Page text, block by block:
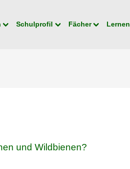
Schulprofil Fächer Lernen
und Wildbienen?